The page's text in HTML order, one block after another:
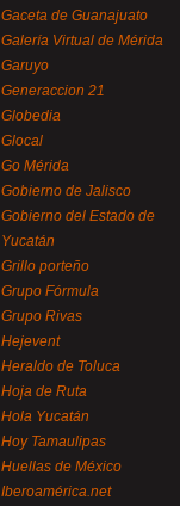
Gaceta de Guanajuato
Galería Virtual de Mérida
Garuyo
Generaccion 21
Globedia
Glocal
Go Mérida
Gobierno de Jalisco
Gobierno del Estado de
Yucatán
Grillo porteño
Grupo Fórmula
Grupo Rivas
Hejevent
Heraldo de Toluca
Hoja de Ruta
Hola Yucatán
Hoy Tamaulipas
Huellas de México
Iberoamérica.net